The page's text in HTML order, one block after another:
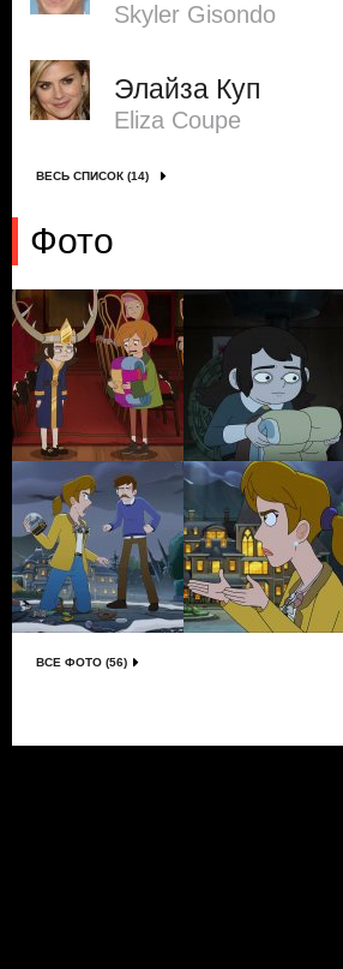
Skyler Gisondo
Элайза Куп
Eliza Coupe
ВЕСЬ СПИСОК (14)
Фото
ВСЕ ФОТО (56)